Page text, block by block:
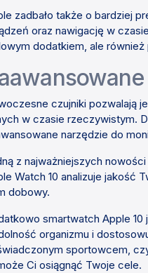
zadbało także o bardziej
oraz nawigację w
dodatkiem, ale
czujniki pozwalają
w czasie rzeczywistym.
narzędzie do
z najważniejszych
Watch 10 analizuje jakość
dobowy.
smartwatch Apple
organizmu i
sportowcem,
Ci osiągnąć Twoje cele.